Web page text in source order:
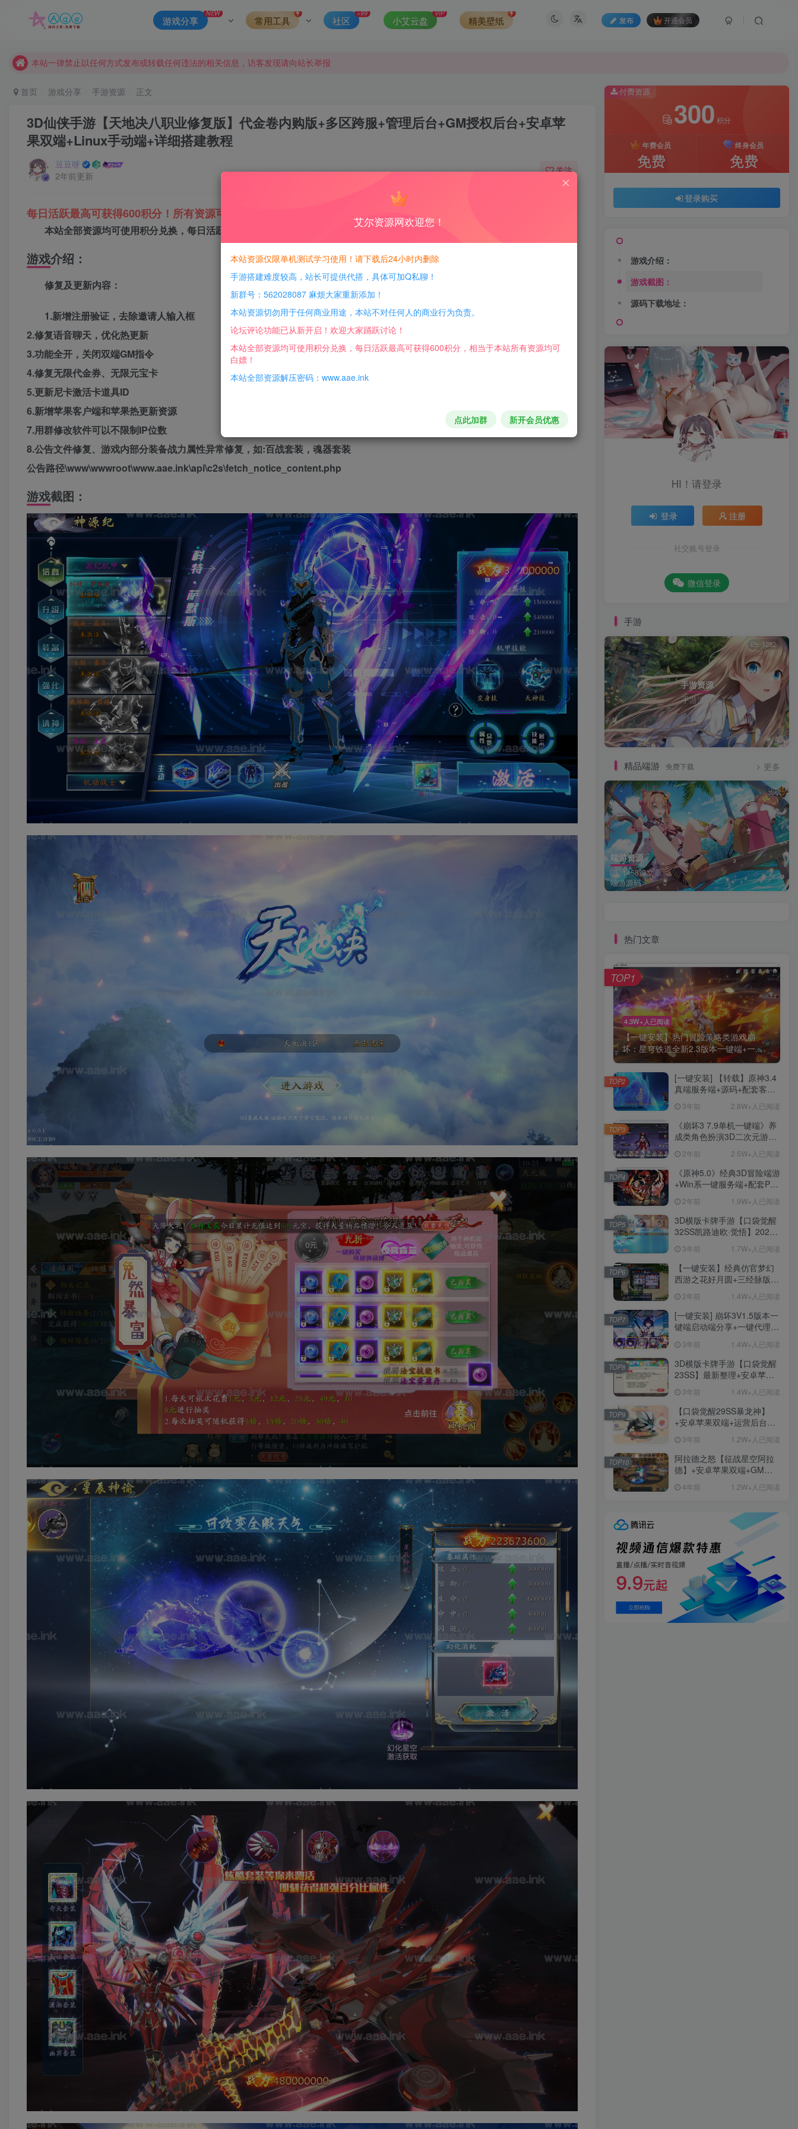
发布 开通会员
游戏分享
NEW
常用工具 社区
+99
小艾云盘
VIP
精美壁纸
本站资源大多存储在云盘，如发现链接失效，请联系我们我们会第一时间更新。
现在赞助会员享受专属折扣，详情点击此条公告。
首页 游戏分享 手游资源 正文
3D仙侠手游【天地决八职业修复版】代金卷内购版+多区跨服+管理后台+GM授权后台+安卓苹
果双端+Linux手动端+详细搭建教程
豆豆呀
2年前更新
关注
每日活跃最高可获得600积分！所有资源可以使用积分免费兑换！
本站全部资源均可使用积分兑换，每日活跃最高可获得600积分，相当于本站所有资源均可白嫖！
游戏介绍：
修复及更新内容：
1.新增注册验证，去除邀请人输入框
2.修复语音聊天，优化热更新
3.功能全开，关闭双端GM指令
4.修复无限代金券、无限元宝卡
5.更新尼卡激活卡道具ID
6.新增苹果客户端和苹果热更新资源
7.用群修改软件可以不限制IP位数
8.公告文件修复、游戏内部分装备战力属性异常修复，如:百战套装，魂器套装
公告路径\www\wwwroot\www.aae.ink\api\c2s\fetch_notice_content.php
游戏截图：
付费资源
300 积分
年费会员
免费
终身会员
免费
登录购买
游戏介绍：
游戏截图：
源码下载地址：
HI！请登录
登录 注册
社交账号登录
微信登录
手游
手游资源
手游源码
1282
精品端游 免费下载 更多
端游资源
1458篇文章
端游源码
热门文章
4.3W+人已阅读
【一键安装】热门冒险策略类游戏崩
坏：星穹铁道全新2.3版本一键端+一...
TOP1
[一键安装] 【转载】原神3.4
真端服务端+源码+配套客户
说明文件
3年前 2.8W+人已阅读
TOP2
《崩坏3 7.9单机一键端》养
成类角色扮演3D二次元游
用、无限资源、附带保姆级
安装教程
2年前 2.5W+人已阅读
TOP3
《原神5.0》经典3D冒险端游
+Win系一键服务端+配套PC
池文件
2年前 1.9W+人已阅读
TOP4
3D横版卡牌手游【口袋觉醒
32SS凯路迪欧·觉悟】2023
+支付对接+安卓苹果双端+运
营后台+GM授权后台+代理
后台
3年前 1.7W+人已阅读
TOP5
【一键安装】经典仿官梦幻
西游之花好月圆+三经脉版本
卡+剧情活动+视频搭建及其
他修改资料
2年前 1.4W+人已阅读
TOP6
[一键安装] 崩坏3V1.5版本一
键端启动端分享+一键代理
ID+详细指令+极简一键修改
3年前 1.4W+人已阅读
TOP7
3D横版卡牌手游【口袋觉醒
23SS】最新整理+安卓苹果
细搭建教程
3年前 1.4W+人已阅读
TOP8
【口袋觉醒29SS暴龙神】
+安卓苹果双端+运营后台
端 3年前 1.2W+人已阅读
TOP9
阿拉德之怒【征战星空阿拉
德】+安卓苹果双端+GM授
+详细教程
4年前 1.2W+人已阅读
TOP10
艾尔资源网欢迎您！
本站资源仅限单机测试学习使用！请下载后24小时内删除
手游搭建难度较高，站长可提供代搭，具体可加Q私聊！
新群号：562028087 麻烦大家重新添加！
本站资源切勿用于任何商业用途，本站不对任何人的商业行为负责。
论坛评论功能已从新开启！欢迎大家踊跃讨论！
本站全部资源均可使用积分兑换，每日活跃最高可获得600积分，相当于本站所有资源均可
白嫖！
本站全部资源解压密码：www.aae.ink
点此加群 新开会员优惠